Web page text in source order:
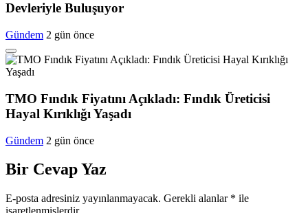
Devleriyle Buluşuyor
Gündem 2 gün önce
TMO Fındık Fiyatını Açıkladı: Fındık Üreticisi
Hayal Kırıklığı Yaşadı
Gündem 2 gün önce
Bir Cevap Yaz
E-posta adresiniz yayınlanmayacak. Gerekli alanlar * ile